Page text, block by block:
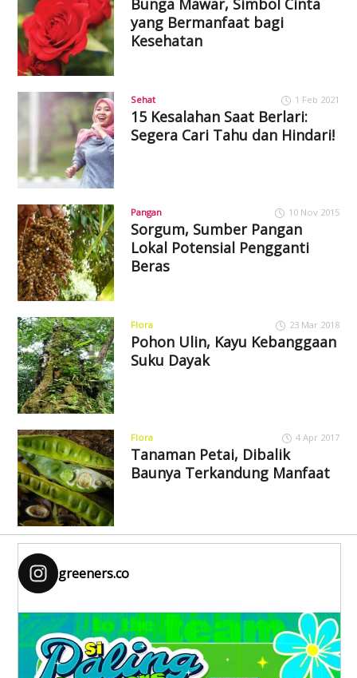
Bunga Mawar, Simbol Cinta
yang Bermanfaat bagi
Kesehatan
Sehat 1 Feb 2021
15 Kesalahan Saat Berlari:
Segera Cari Tahu dan Hindari!
Pangan 10 Nov 2015
Sorgum, Sumber Pangan
Lokal Potensial Pengganti
Beras
Flora 23 Mar 2018
Pohon Ulin, Kayu Kebanggaan
Suku Dayak
Flora 4 Apr 2017
Tanaman Petai, Dibalik
Baunya Terkandung Manfaat
greeners.co